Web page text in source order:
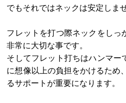
でもそれではネックは安定しま
フレットを打つ際ネックをしっ
非常に大切な事です。
そしてフレット打ちはハンマー
に想像以上の負担をかけるため
るサポートが重要になります。